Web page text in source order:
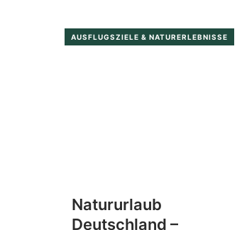
AUSFLUGSZIELE & NATURERLEBNISSE
Natururlaub
Deutschland –